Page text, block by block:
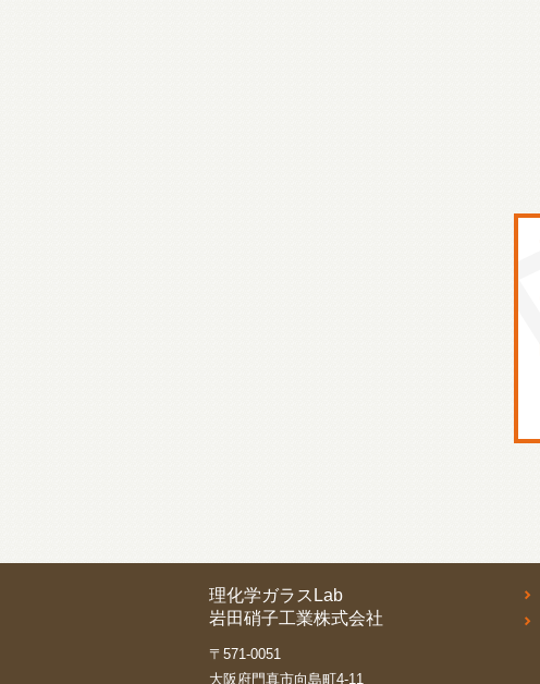
理化学ガラスLab
岩田硝子工業株式会社
〒571-0051
大阪府門真市向島町4-11